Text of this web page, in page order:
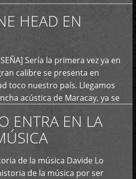
HEAD EN
Sería la primera vez ya en
calibre se presenta en
toco nuestro país. Llegamos
acústica de Maracay, ya se
ENTRA EN LA
de la música Davide Lo
de la música por ser